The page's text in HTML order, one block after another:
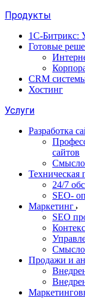
Продукты
1С-Битрикс:
Готовые
CRM
Хостинг
Услуги
Разработка
сайтов
Техническая
24/7
SEO-
Маркетинг
SEO
Продажи и